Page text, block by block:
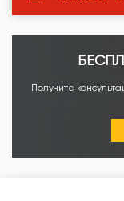
Получите